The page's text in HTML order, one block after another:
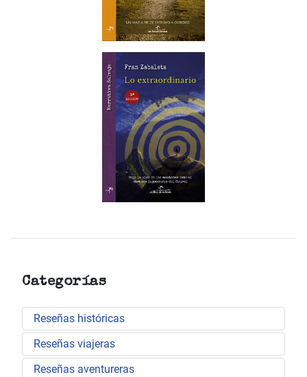
Categorías
Reseñas históricas
Reseñas viajeras
Reseñas aventureras